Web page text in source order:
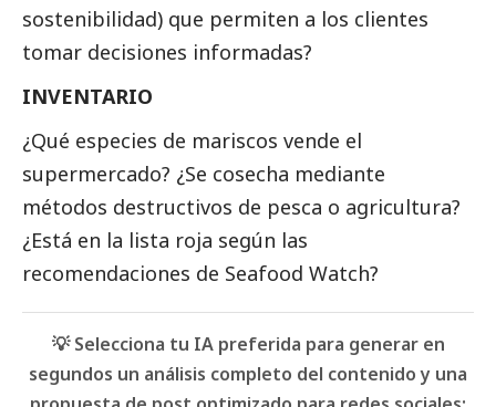
sostenibilidad) que permiten a los clientes
tomar decisiones informadas?
INVENTARIO
¿Qué especies de mariscos vende el
supermercado? ¿Se cosecha mediante
métodos destructivos de pesca o agricultura?
¿Está en la lista roja según las
recomendaciones de Seafood Watch?
💡 Selecciona tu IA preferida para generar en
segundos un análisis completo del contenido y una